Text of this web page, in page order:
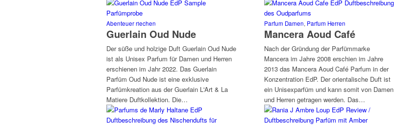
Abenteuer riechen
Guerlain Oud Nude
Der süße und holzige Duft Guerlain Oud Nude
ist als Unisex Parfum für Damen und Herren
erschienen im Jahr 2022. Das Guerlain
Parfüm Oud Nude ist eine exklusive
Parfümkreation aus der Guerlain L'Art & La
Matiere Duftkollektion. Die…
Parfum Damen, Parfum Herren
Mancera Aoud Café
Nach der Gründung der Parfümmarke
Mancera im Jahre 2008 erschien im Jahre
2013 das Mancera Aoud Café Parfum in der
Konzentration EdP. Der orientalische Duft ist
ein Unisexparfüm und kann somit von Damen
und Herren getragen werden. Das…